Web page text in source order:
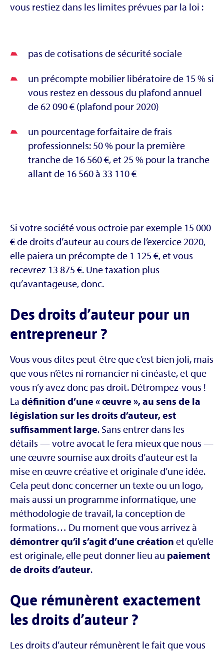
vous restiez dans les limites prévues par la loi :
pas de cotisations de sécurité sociale
un précompte mobilier libératoire de 15 % si
vous restez en dessous du plafond annuel
de 62 090 € (plafond pour 2020)
un pourcentage forfaitaire de frais
professionnels: 50 % pour la première
tranche de 16 560 €, et 25 % pour la tranche
allant de 16 560 à 33 110 €
Si votre société vous octroie par exemple 15 000
€ de droits d’auteur au cours de l’exercice 2020,
elle paiera un précompte de 1 125 €, et vous
recevrez 13 875 €. Une taxation plus
qu’avantageuse, donc.
Des droits d’auteur pour un
entrepreneur ?
Vous vous dites peut-être que c’est bien joli, mais
que vous n’êtes ni romancier ni cinéaste, et que
vous n’y avez donc pas droit. Détrompez-vous !
La définition d’une « œuvre », au sens de la
législation sur les droits d’auteur, est
suffisamment large. Sans entrer dans les
détails — votre avocat le fera mieux que nous —
une œuvre soumise aux droits d’auteur est la
mise en œuvre créative et originale d’une idée.
Cela peut donc concerner un texte ou un logo,
mais aussi un programme informatique, une
méthodologie de travail, la conception de
formations… Du moment que vous arrivez à
démontrer qu’il s’agit d’une création et qu’elle
est originale, elle peut donner lieu au paiement
de droits d’auteur.
Que rémunèrent exactement
les droits d’auteur ?
Les droits d’auteur rémunèrent le fait que vous